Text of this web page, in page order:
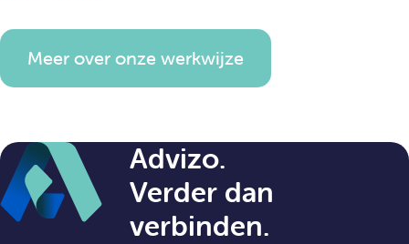
Meer over onze werkwijze
Advizo.
Verder dan
verbinden.